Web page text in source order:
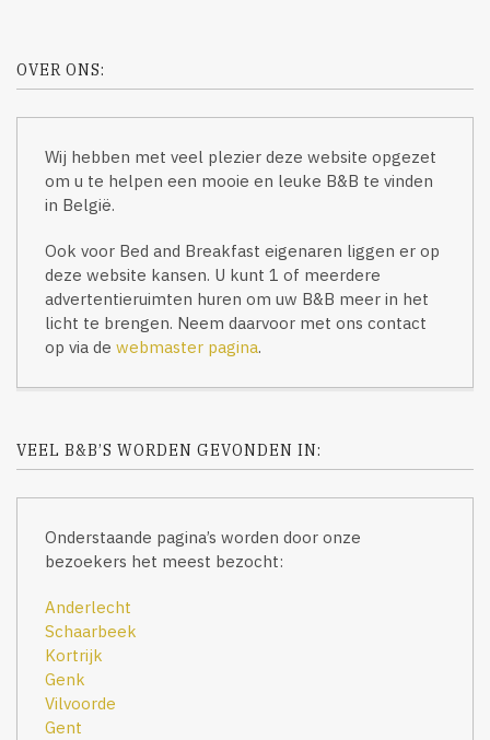
OVER ONS:
Wij hebben met veel plezier deze website opgezet
om u te helpen een mooie en leuke B&B te vinden
in België.
Ook voor Bed and Breakfast eigenaren liggen er op
deze website kansen. U kunt 1 of meerdere
advertentieruimten huren om uw B&B meer in het
licht te brengen. Neem daarvoor met ons contact
op via de webmaster pagina.
VEEL B&B’S WORDEN GEVONDEN IN:
Onderstaande pagina’s worden door onze
bezoekers het meest bezocht:
Anderlecht
Schaarbeek
Kortrijk
Genk
Vilvoorde
Gent